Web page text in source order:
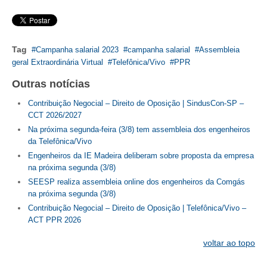
CONTATO
CURSOS
BENEFÍCIOS
APOSENTADORIA
CONVÊNIOS
PLANO DE SAÚDE
Tag Campanha salarial 2023 campanha salarial
Assembleia
geral Extraordinária Virtual
Telefônica/Vivo PPR
Outras notícias
Contribuição Negocial – Direito de Oposição | SindusCon-SP –
CCT 2026/2027
Na próxima segunda-feira (3/8) tem assembleia dos engenheiros
da Telefônica/Vivo
Engenheiros da IE Madeira deliberam sobre proposta da empresa
na próxima segunda (3/8)
SEESP realiza assembleia online dos engenheiros da Comgás
na próxima segunda (3/8)
Contribuição Negocial – Direito de Oposição | Telefônica/Vivo –
ACT PPR 2026
voltar ao topo